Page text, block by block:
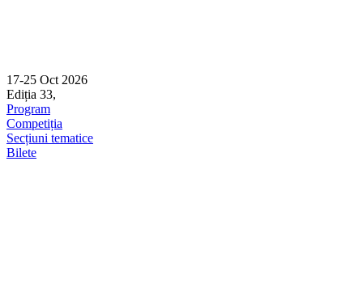
17-25 Oct 2026
Ediția 33,
Program
Competiția
Secțiuni tematice
Bilete